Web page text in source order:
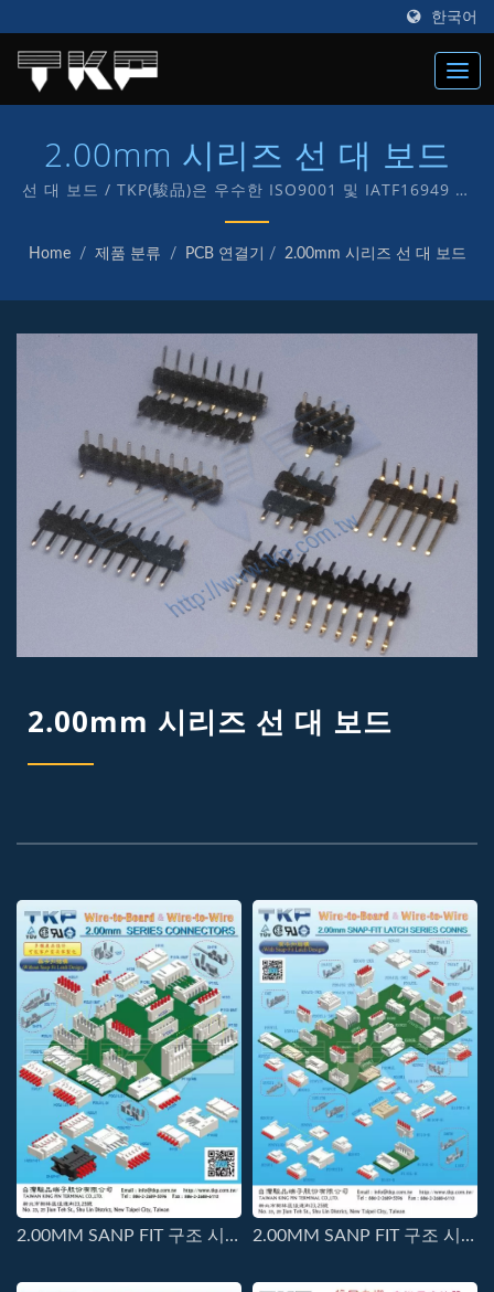
한국어
2.00mm 시리즈 선 대 보드
선 대 보드 / TKP(駿品)은 우수한 ISO9001 및 IATF16949 커
넥터 제조업체로 1987년에 설립되었으며, 전자 및 컴퓨터용
다양한 종류의 커넥터 제조에 "TKP" 자체 브랜드를 전념하고
Home / 제품 분류 / PCB 연결기 / 2.00mm 시리즈 선 대 보드
2.00mm 시리즈 선 대 보드
2.00MM SANP FIT 구조 시리즈 커넥터 2.00MM SANP FIT 구조 시리즈 커넥터